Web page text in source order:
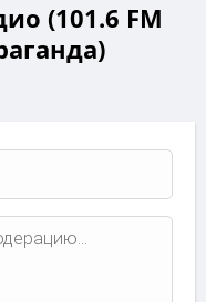
(101.6 FM